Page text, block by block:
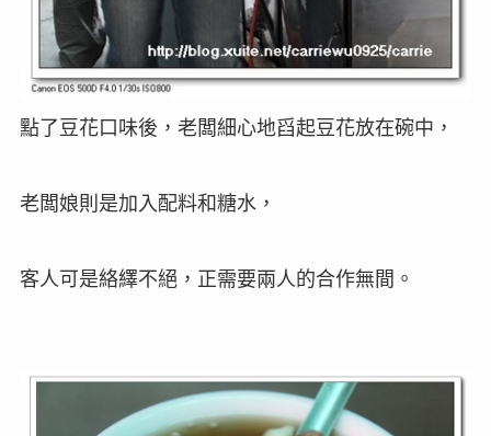
點了豆花口味後，老闆細心地舀起豆花放在碗中，
老闆娘則是加入配料和糖水，
客人可是絡繹不絕，正需要兩人的合作無間。